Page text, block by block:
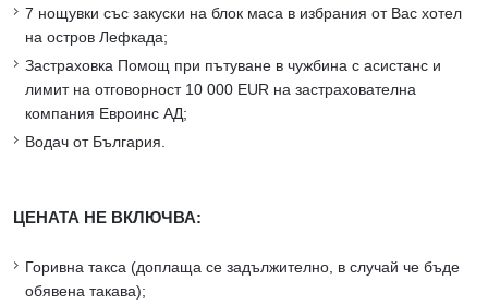
7 нощувки със закуски на блок маса в избрания от Вас хотел
на остров Лефкада;
Застраховка Помощ при пътуване в чужбина с асистанс и
лимит на отговорност 10 000 EUR на застрахователна
компания Евроинс АД;
Водач от България.
ЦЕНАТА НЕ ВКЛЮЧВА:
Горивна такса (доплаща се задължително, в случай че бъде
обявена такава);